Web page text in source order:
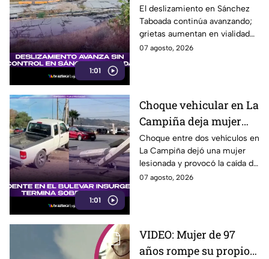
1:01
en Sánchez Taboada
avanzan y aumentan
riesgo para viviendas
El deslizamiento en Sánchez
Taboada continúa avanzando;
grietas aumentan en vialidad
Erídano y elevan riesgo para
07 agosto, 2026
1:01
Choque vehicular en La
Campiña deja mujer
lesionada y derriba
postes hoy 7 de agosto
Choque entre dos vehículos en
La Campiña dejó una mujer
lesionada y provocó la caída de
postes hoy junto al bulevar
07 agosto, 2026
VIDEO: Mujer de 97
años rompe su propio